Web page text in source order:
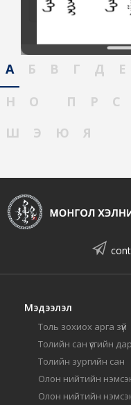
А Б В Г Д Е
Н
О П Р С
Ш
Э Ю Я
Мэдээлэл
Толь зохиох арга зүй
Толийн сан үсгийн
Толийн зургийн сан
Олон нийтийн нэмсэн
Олон нийтийн